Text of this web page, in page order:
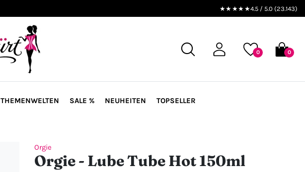
★★★★★4.5 / 5.0 (23.143)
0 0
THEMENWELTEN SALE % NEUHEITEN TOPSELLER
Orgie
Orgie - Lube Tube Hot 150ml